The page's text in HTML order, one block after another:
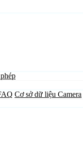
Cơ sở dữ liệu Camera